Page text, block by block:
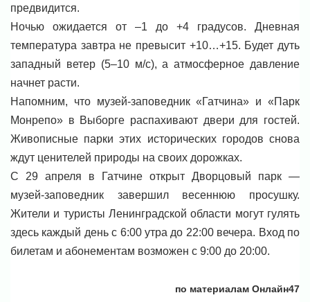
предвидится.
Ночью ожидается от –1 до +4 градусов. Дневная
температура завтра не превысит +10…+15. Будет дуть
западный ветер (5–10 м/с), а атмосферное давление
начнет расти.
Напомним, что музей-заповедник «Гатчина» и «Парк
Монрепо» в Выборге распахивают двери для гостей.
Живописные парки этих исторических городов снова
ждут ценителей природы на своих дорожках.
С 29 апреля в Гатчине открыт Дворцовый парк —
музей-заповедник завершил весеннюю просушку.
Жители и туристы Ленинградской области могут гулять
здесь каждый день с 6:00 утра до 22:00 вечера. Вход по
билетам и абонементам возможен с 9:00 до 20:00.
по материалам Онлайн47